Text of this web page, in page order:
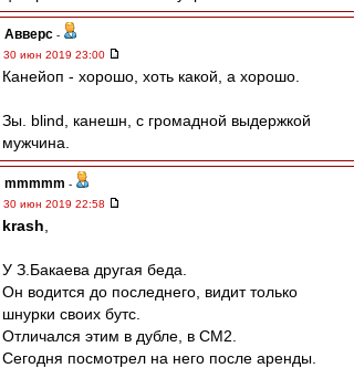
Авверс -
30 июн 2019 23:00
Канейоп - хорошо, хоть какой, а хорошо.
Зы. blind, канешн, с громадной выдержкой
мужчина.
mmmmm -
30 июн 2019 22:58
krash
У З.Бакаева другая беда.
Он водится до последнего, видит только
шнурки своих бутс.
Отличался этим в дубле, в СМ2.
Сегодня посмотрел на него после аренды.